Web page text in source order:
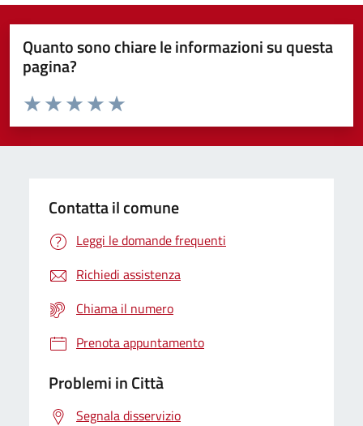
Quanto sono chiare le informazioni su questa
pagina?
Domanda
Valuta da 1 a 5 stelle la pagina
Valuta 5 stelle su 5
Valuta 4 stelle su 5
Valuta 3 stelle su 5
Valuta 2 stelle su 5
Valuta 1 stelle su 5
Contatta il comune
Leggi le domande frequenti
Richiedi assistenza
Chiama il numero
Prenota appuntamento
Problemi in Città
Segnala disservizio